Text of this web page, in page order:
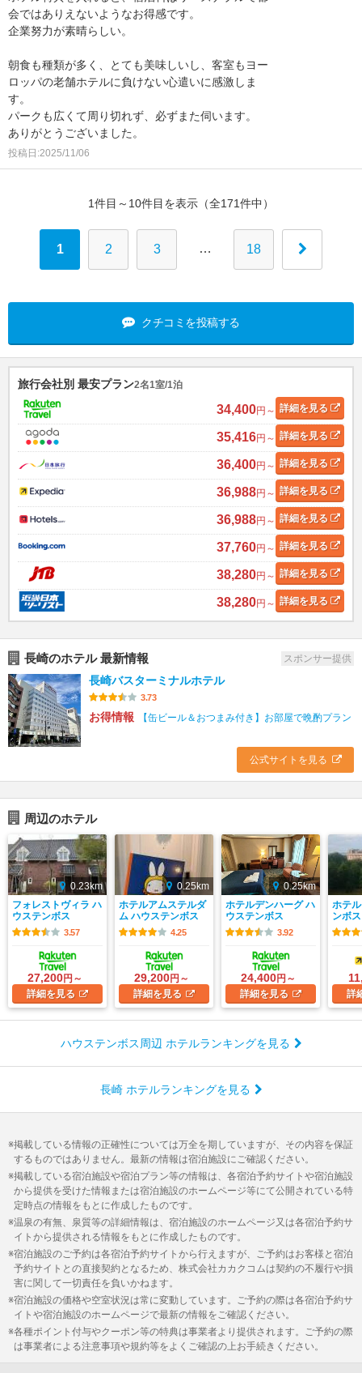
会ではありえないようなお得感です。
企業努力が素晴らしい。
朝食も種類が多く、とても美味しいし、客室もヨー
ロッパの老舗ホテルに負けない心遣いに感激しま
す。
パークも広くて周り切れず、必ずまた伺います。
ありがとうございました。
投稿日:2025/11/06
1件目～10件目を表示（全171件中）
1 2 3 … 18
クチコミを投稿する
旅行会社別 最安プラン2名1室/1泊
34,400円～ 詳細を見る
35,416円～ 詳細を見る
36,400円～ 詳細を見る
36,988円～ 詳細を見る
36,988円～ 詳細を見る
37,760円～ 詳細を見る
38,280円～ 詳細を見る
38,280円～ 詳細を見る
長崎のホテル 最新情報 スポンサー提供
長崎バスターミナルホテル
3.73
お得情報 【缶ビール＆おつまみ付き】お部屋で晩酌プラン
公式サイトを見る
周辺のホテル
0.23km
フォレストヴィラ ハ
ウステンボス
3.57
27,200円～
詳細を見る
0.25km
ホテルアムステルダ
ム ハウステンボス
4.25
29,200円～
詳細を見る
0.25km
ホテルデンハーグ ハ
ウステンボス
3.92
24,400円～
詳細を見る
ホテ
ンボス
詳
ハウステンボス周辺 ホテルランキングを見る
長崎 ホテルランキングを見る
掲載している情報の正確性については万全を期していますが、その内容を保証
するものではありません。最新の情報は宿泊施設にご確認ください。
掲載している宿泊施設や宿泊プラン等の情報は、各宿泊予約サイトや宿泊施設
から提供を受けた情報または宿泊施設のホームページ等にて公開されている特
定時点の情報をもとに作成したものです。
温泉の有無、泉質等の詳細情報は、宿泊施設のホームページ又は各宿泊予約サ
イトから提供される情報をもとに作成したものです。
宿泊施設のご予約は各宿泊予約サイトから行えますが、ご予約はお客様と宿泊
予約サイトとの直接契約となるため、株式会社カカクコムは契約の不履行や損
害に関して一切責任を負いかねます。
宿泊施設の価格や空室状況は常に変動しています。ご予約の際は各宿泊予約サ
イトや宿泊施設のホームページで最新の情報をご確認ください。
各種ポイント付与やクーポン等の特典は事業者より提供されます。ご予約の際
は事業者による注意事項や規約等をよくご確認の上お手続きください。